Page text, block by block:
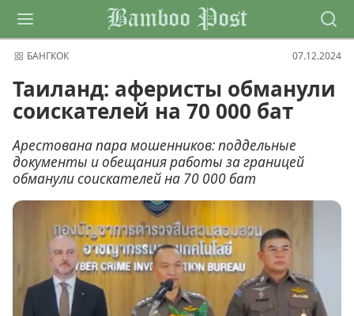
Bamboo Post
БАНГКОК 07.12.2024
Таиланд: аферисты обманули
соискателей на 70 000 бат
Арестована пара мошенников: поддельные
документы и обещания работы за границей
обманули соискателей на 70 000 бат